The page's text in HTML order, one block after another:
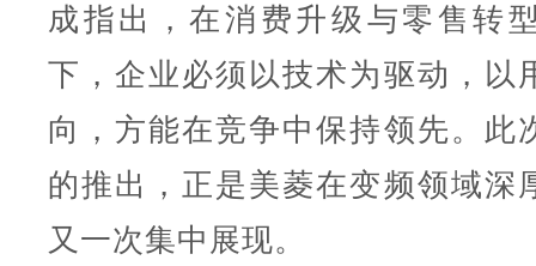
成指出，在消费升级与零售转
下，企业必须以技术为驱动，以
向，方能在竞争中保持领先。此
的推出，正是美菱在变频领域深
又一次集中展现。